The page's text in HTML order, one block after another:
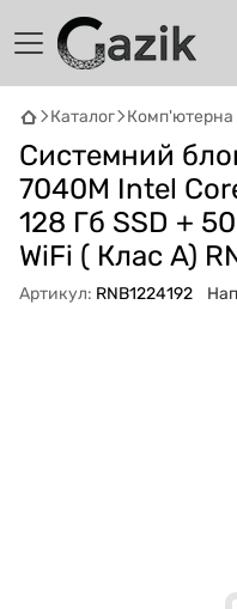
Каталог Комп'ютерна
Системний
7040M Intel
128 Гб SSD +
WiFi ( Клас A)
Артикул: RNB1224192
GAZIKAI
Онлайн · пошук
Привіт! 👋 Я
підібрати